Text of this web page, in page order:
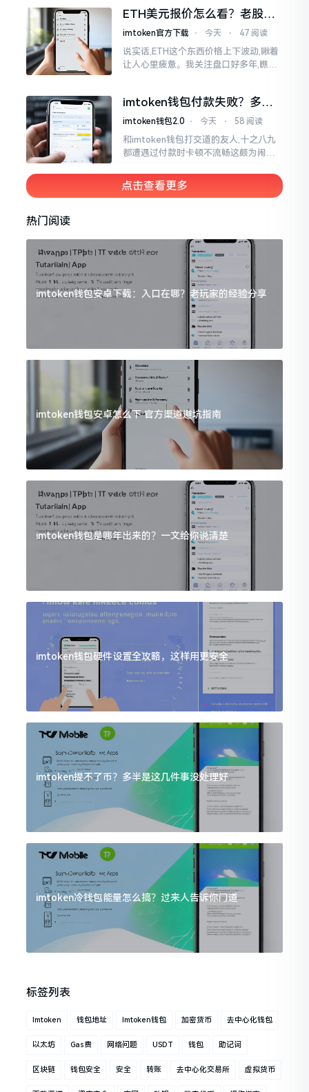
ETH美元报价怎么看？老股民
手把手教你盯盘
imtoken官方下载 ⋅ 今天 ⋅ 47 阅读
说实话,ETH这个东西价格上下波动,瞅着
让人心里疲惫。我关注盘口好多年,瞧见
判断。
imtoken钱包付款失败？多半
是这几个原因闹的
imtoken钱包2.0 ⋅ 今天 ⋅ 58 阅读
和imtoken钱包打交道的友人,十之八九
都遭遇过付款时卡顿不流畅这颇为闹心
直接弹出红色字体显示报错,情形令人焦
急得连连跺脚。实际上讲
点击查看更多
热门阅读
imtoken钱包安卓下载：入口在哪？老玩家的经验分享
imtoken钱包安卓怎么下 官方渠道避坑指南
imtoken钱包是哪年出来的？一文给你说清楚
imtoken钱包硬件设置全攻略，这样用更安全
imtoken提不了币？多半是这几件事没处理好
imtoken冷钱包能量怎么搞？过来人告诉你门道
标签列表
Imtoken 钱包地址 Imtoken钱包 加密货币 去中心化钱包
以太坊 Gas费 网络问题 USDT 钱包 助记词
区块链 钱包安全 安全 转账 去中心化交易所 虚拟货币